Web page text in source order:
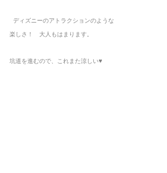
ディズニーのアトラクションのような
楽しさ！ 大人もはまります。
坑道を進むので、これまた涼しい♥